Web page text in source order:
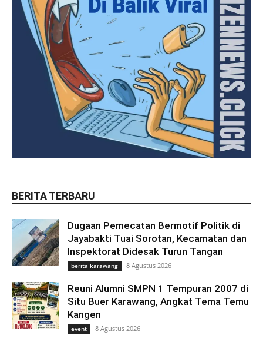
BERITA TERBARU
Dugaan Pemecatan Bermotif Politik di
Jayabakti Tuai Sorotan, Kecamatan dan
Inspektorat Didesak Turun Tangan
berita karawang 8 Agustus 2026
Reuni Alumni SMPN 1 Tempuran 2007 di
Situ Buer Karawang, Angkat Tema Temu
Kangen
event 8 Agustus 2026